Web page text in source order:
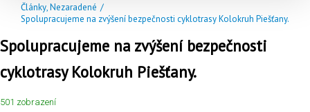
Články,Nezaradené /
Spolupracujeme na zvýšení bezpečnosti cyklotrasy Kolokruh Piešťany.
Spolupracujeme na zvýšení bezpečnosti
cyklotrasy Kolokruh Piešťany.
501 zobrazení